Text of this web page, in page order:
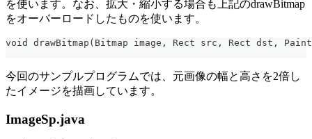
を使います。なお、拡大・縮小する場合も上記のdrawBitmap
をオーバーロードしたものを使います。
void drawBitmap(Bitmap image, Rect src, Rect dst,
今回のサンプルプログラムでは、元画像の幅と高さを2倍し
たイメージを描画しています。
ImageSp.java